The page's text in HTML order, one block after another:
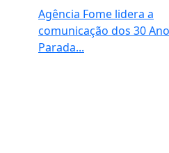
Agência Fome lidera a
comunicação dos 30
Parada...